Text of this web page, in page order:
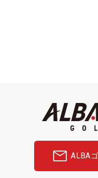
ALBA